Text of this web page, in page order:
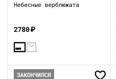
Небесные верблюжата
2780₽
ЗАКОНЧИЛСЯ